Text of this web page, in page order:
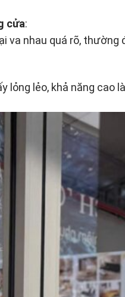
cửa:
va nhau quá rõ,
lỏng lẻo, khả năng cao